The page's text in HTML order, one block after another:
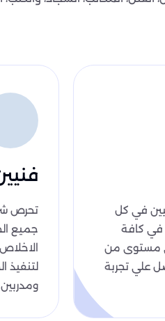
في كل
في كافة
مستوى من
علي تجربة
تحرص
جميع
لتنفيذ